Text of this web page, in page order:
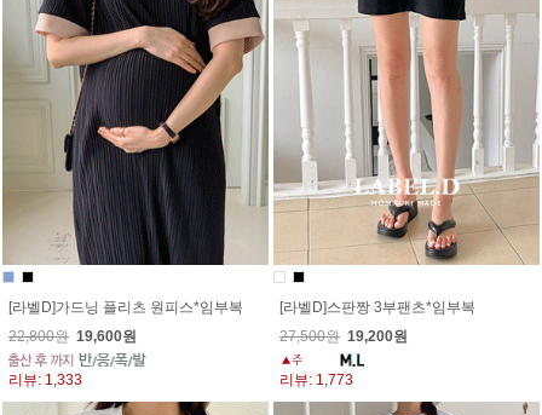
[라벨D]가드닝 플리츠 원피스*임부복
22,800원 19,600원
리뷰: 1,333
[라벨D]스판짱 3부팬츠*임부복
27,500원 19,200원
리뷰: 1,773